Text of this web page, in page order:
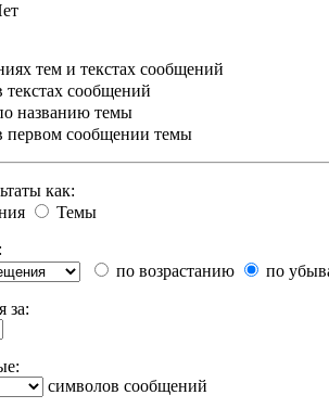
тем и текстах сообщений
текстах сообщений
названию темы
первом сообщении темы
как:
Темы
по возрастанию
по
за:
символов сообщений